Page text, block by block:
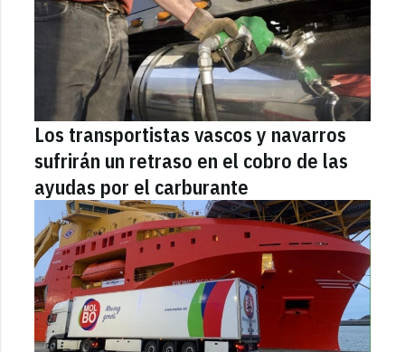
Los transportistas vascos y navarros
sufrirán un retraso en el cobro de las
ayudas por el carburante